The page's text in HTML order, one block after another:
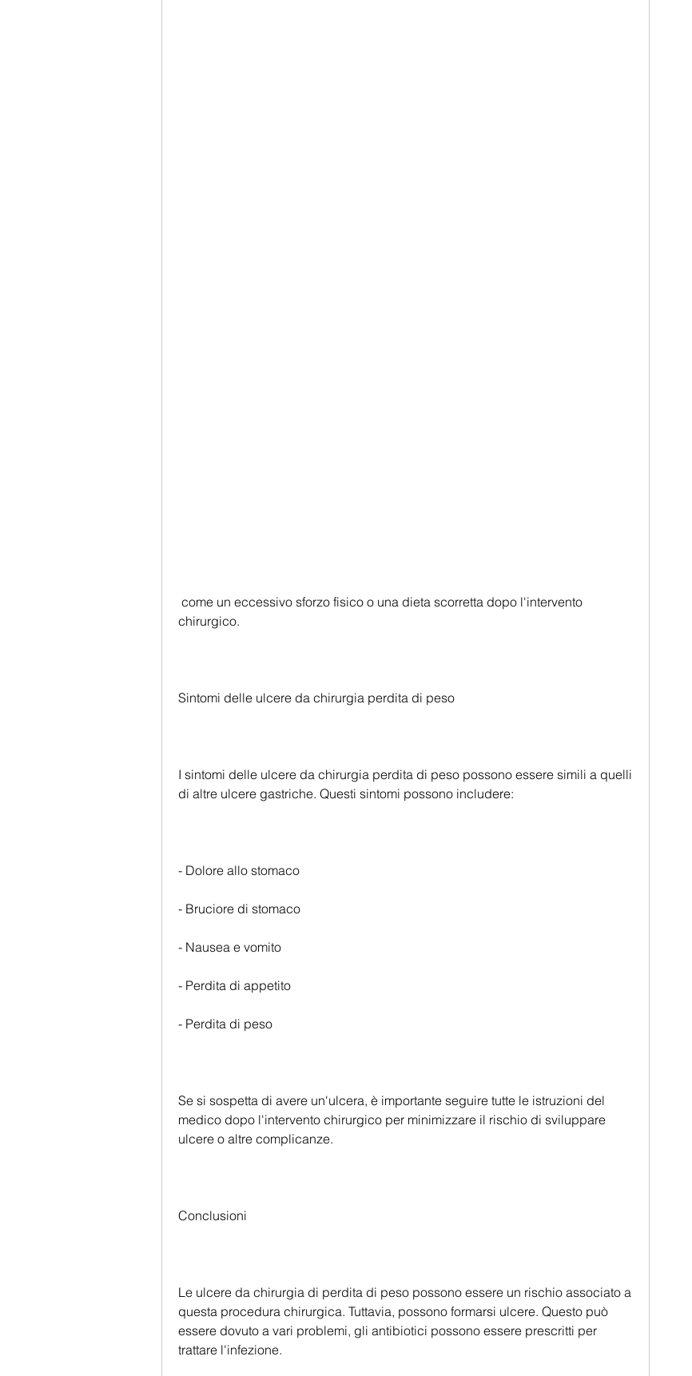
chirurgico.
Sintomi delle ulcere da chirurgia perdita di peso
I sintomi delle ulcere da chirurgia perdita di peso possono essere simili a quelli
di altre ulcere gastriche. Questi sintomi possono includere:
- Dolore allo stomaco
- Bruciore di stomaco
- Nausea e vomito
- Perdita di appetito
- Perdita di peso
Se si sospetta di avere un'ulcera, è importante seguire tutte le istruzioni del
medico dopo l'intervento chirurgico per minimizzare il rischio di sviluppare
ulcere o altre complicanze.
Conclusioni
Le ulcere da chirurgia di perdita di peso possono essere un rischio associato a
questa procedura chirurgica. Tuttavia, possono formarsi ulcere. Questo può
essere dovuto a vari problemi, gli antibiotici possono essere prescritti per
trattare l'infezione.